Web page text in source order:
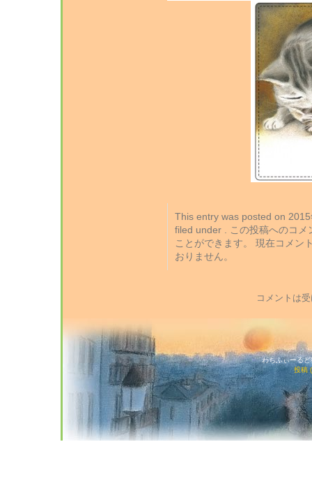
This entry was posted on
filed under . この投稿へのコ
ことができます。 現在コメン
おりません。
コメントは
わちふぃーる
投稿